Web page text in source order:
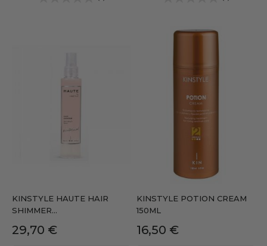
KINSTYLE HAUTE HAIR
SHIMMER...
Precio
29,70 €
KINSTYLE POTION CREAM
150ML
Precio
16,50 €